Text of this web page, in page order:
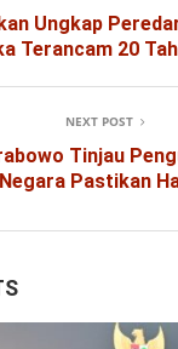
Ungkap
Terancam 20
NEXT POST
Tinjau
Pastikan